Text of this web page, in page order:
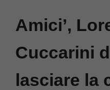
Amici’,
Cuccarini
lasciare la